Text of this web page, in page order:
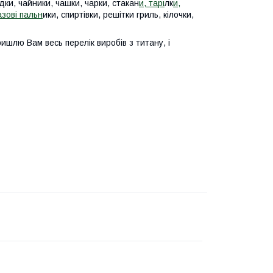
чайники, чашки, чарки, стакани, тарілки,
пальники, спиртівки, решітки гриль, кілочки,
Вам весь перелік виробів з титану, і